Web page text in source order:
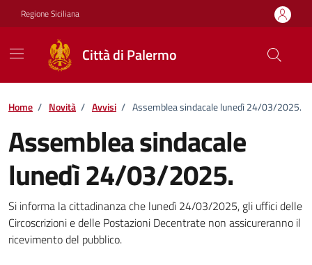
Vai ai contenuti
Vai al footer
Regione Siciliana
Città di Palermo
Home / Novità / Avvisi / Assemblea sindacale lunedì 24/03/2025.
Assemblea sindacale
lunedì 24/03/2025.
Dettagli della notizia
Si informa la cittadinanza che lunedì 24/03/2025, gli uffici delle
Circoscrizioni e delle Postazioni Decentrate non assicureranno il
ricevimento del pubblico.